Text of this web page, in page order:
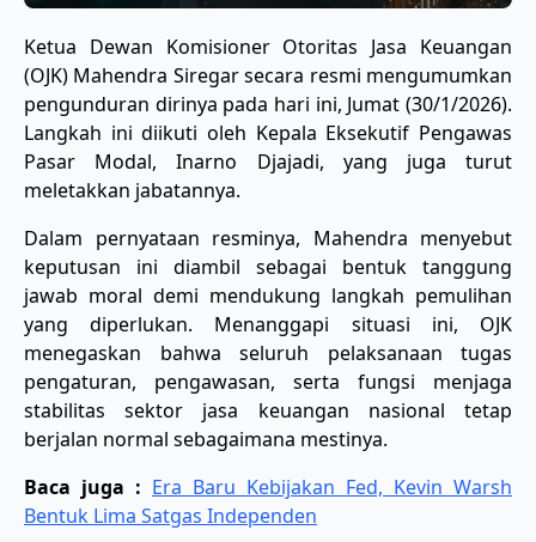
Ketua Dewan Komisioner Otoritas Jasa Keuangan
(OJK) Mahendra Siregar secara resmi mengumumkan
pengunduran dirinya pada hari ini, Jumat (30/1/2026).
Langkah ini diikuti oleh Kepala Eksekutif Pengawas
Pasar Modal, Inarno Djajadi, yang juga turut
meletakkan jabatannya.
​Dalam pernyataan resminya, Mahendra menyebut
keputusan ini diambil sebagai bentuk tanggung
jawab moral demi mendukung langkah pemulihan
yang diperlukan. Menanggapi situasi ini, OJK
menegaskan bahwa seluruh pelaksanaan tugas
pengaturan, pengawasan, serta fungsi menjaga
stabilitas sektor jasa keuangan nasional tetap
berjalan normal sebagaimana mestinya.
Baca juga : Era Baru Kebijakan Fed, Kevin Warsh
Bentuk Lima Satgas Independen